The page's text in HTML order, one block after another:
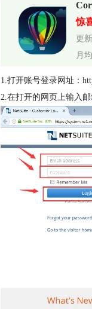
惊
更
月
1.打开账号登录网址：
2.在打开的网页上输入